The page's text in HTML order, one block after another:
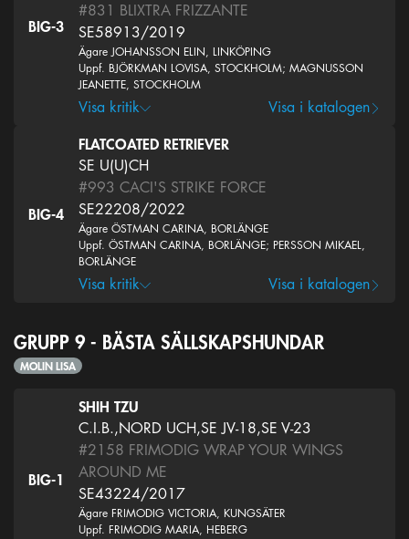
BIG-3
#831 BLIXTRA FRIZZANTE
SE58913/2019
Ägare JOHANSSON ELIN, LINKÖPING
Uppf. BJÖRKMAN LOVISA, STOCKHOLM; MAGNUSSON
JEANETTE, STOCKHOLM
Visa kritik Visa i katalogen
BIG-4
FLATCOATED RETRIEVER
SE U(U)CH
#993 CACI'S STRIKE FORCE
SE22208/2022
Ägare ÖSTMAN CARINA, BORLÄNGE
Uppf. ÖSTMAN CARINA, BORLÄNGE; PERSSON MIKAEL,
BORLÄNGE
Visa kritik Visa i katalogen
GRUPP 9 - BÄSTA SÄLLSKAPSHUNDAR
MOLIN LISA
BIG-1
SHIH TZU
C.I.B.,NORD UCH,SE JV-18,SE V-23
#2158 FRIMODIG WRAP YOUR WINGS
AROUND ME
SE43224/2017
Ägare FRIMODIG VICTORIA, KUNGSÄTER
Uppf. FRIMODIG MARIA, HEBERG